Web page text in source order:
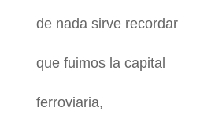
de nada sirve recordar
que fuimos la capital
ferroviaria,